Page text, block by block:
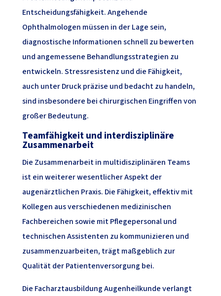
Entscheidungsfähigkeit. Angehende
Ophthalmologen müssen in der Lage sein,
diagnostische Informationen schnell zu bewerten
und angemessene Behandlungsstrategien zu
entwickeln. Stressresistenz und die Fähigkeit,
auch unter Druck präzise und bedacht zu handeln,
sind insbesondere bei chirurgischen Eingriffen von
großer Bedeutung.
Teamfähigkeit und interdisziplinäre
Zusammenarbeit
Die Zusammenarbeit in multidisziplinären Teams
ist ein weiterer wesentlicher Aspekt der
augenärztlichen Praxis. Die Fähigkeit, effektiv mit
Kollegen aus verschiedenen medizinischen
Fachbereichen sowie mit Pflegepersonal und
technischen Assistenten zu kommunizieren und
zusammenzuarbeiten, trägt maßgeblich zur
Qualität der Patientenversorgung bei.
Die Facharztausbildung Augenheilkunde verlangt